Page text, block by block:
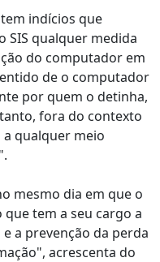
indícios que
SIS qualquer medida
do computador em
de o computador
por quem o detinha,
fora do contexto
qualquer meio
mesmo dia em que o
que tem a seu cargo a
a prevenção da perda
acrescenta do